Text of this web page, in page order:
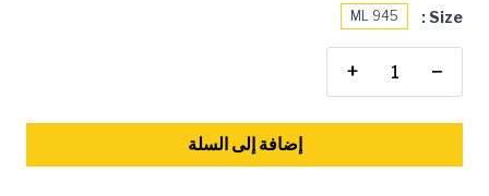
Size :
945 ML
−
+
إضافة إلى السلة